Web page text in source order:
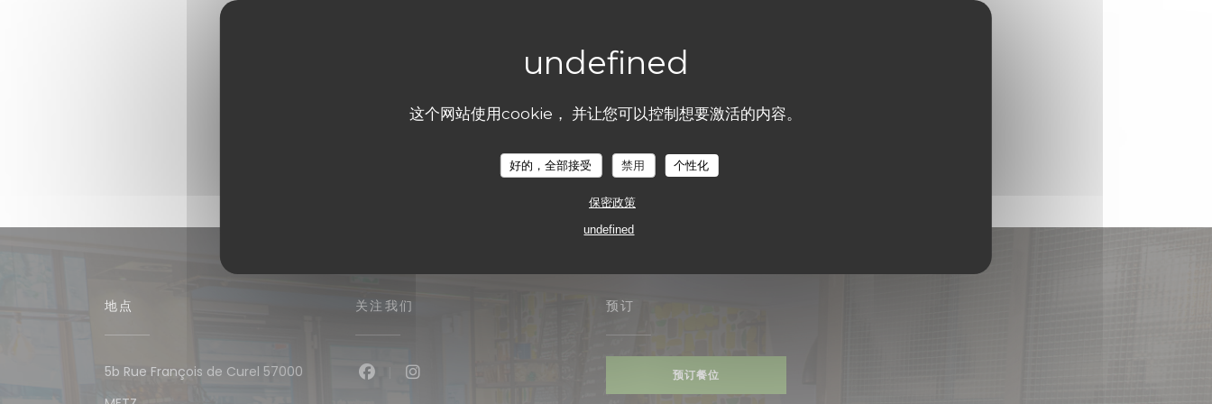
这个网站使用cookie， 并让您可以控制想要激活的内容。
好的，全部接受 禁用 个性化
保密政策
undefined
地点
5b Rue François de Curel 57000
关注我们
Facebook ((在新窗口中打开))
预订
预订餐位